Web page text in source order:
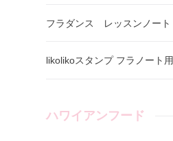
フラダンス レッスンノート
likolikoスタンプ フラノート用
ハワイアンフード